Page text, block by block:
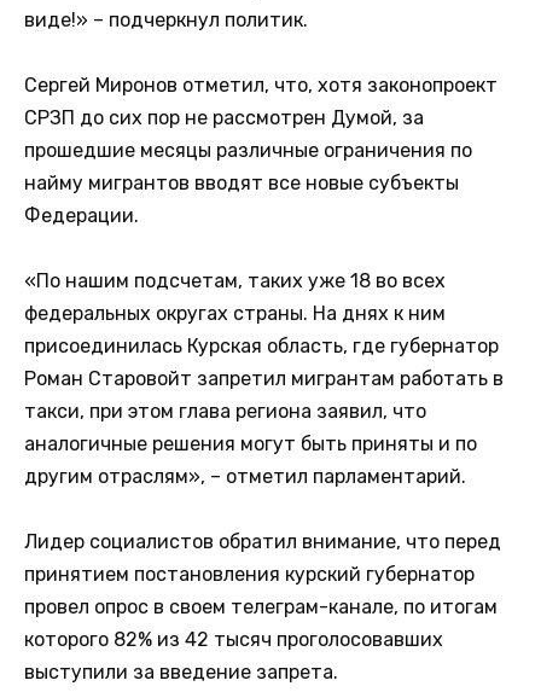
виде!» – подчеркнул политик.
Сергей Миронов отметил, что, хотя законопроект
СРЗП до сих пор не рассмотрен Думой, за
прошедшие месяцы различные ограничения по
найму мигрантов вводят все новые субъекты
Федерации.
«По нашим подсчетам, таких уже 18 во всех
федеральных округах страны. На днях к ним
присоединилась Курская область, где губернатор
Роман Старовойт запретил мигрантам работать в
такси, при этом глава региона заявил, что
аналогичные решения могут быть приняты и по
другим отраслям», – отметил парламентарий.
Лидер социалистов обратил внимание, что перед
принятием постановления курский губернатор
провел опрос в своем телеграм-канале, по итогам
которого 82% из 42 тысяч проголосовавших
выступили за введение запрета.